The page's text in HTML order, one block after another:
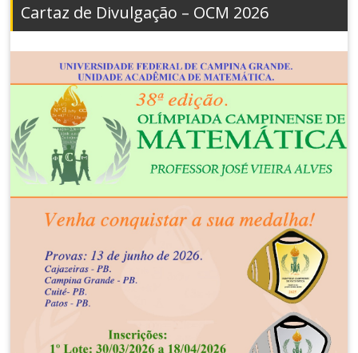
Cartaz de Divulgação – OCM 2026